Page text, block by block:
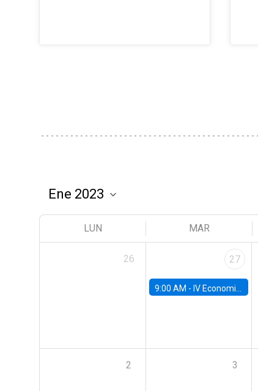
LUN MAR
26 27
9:00 AM - IV Economics Alumni Workshop
2 3